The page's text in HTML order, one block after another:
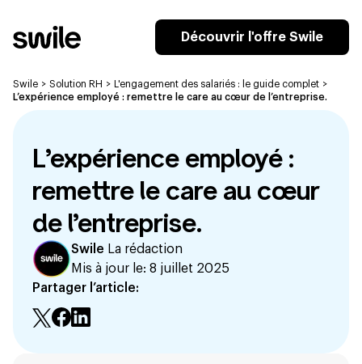
Découvrir l'offre Swile
Swile > Solution RH > L'engagement des salariés : le guide complet >
L’expérience employé : remettre le care au cœur de l’entreprise.
L’expérience employé :
remettre le care au cœur
de l’entreprise.
Swile La rédaction
Mis à jour le: 8 juillet 2025
Partager l’article: